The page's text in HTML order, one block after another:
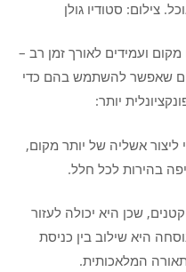
צילום: סטודיו גולן
ועמידים לאורך זמן רב –
שאפשר להשתמש בהם כדי
יותר:
אשליה של יותר מקום,
בהירות לכל חלל.
שכן היא יכולה לעזור
היא שילוב בין כניסת
המלאכותית.